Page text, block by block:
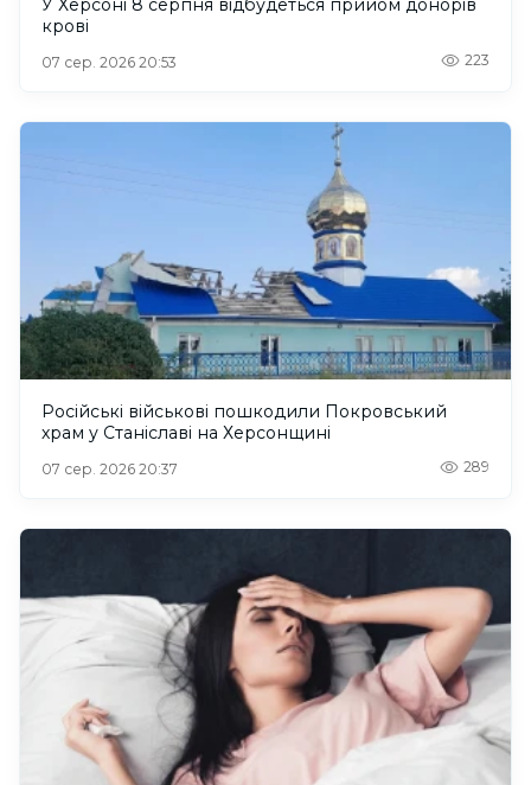
У Херсоні 8 серпня відбудеться прийом донорів
крові
07 сер. 2026 20:53 223
Російські військові пошкодили Покровський
храм у Станіславі на Херсонщині
07 сер. 2026 20:37 289